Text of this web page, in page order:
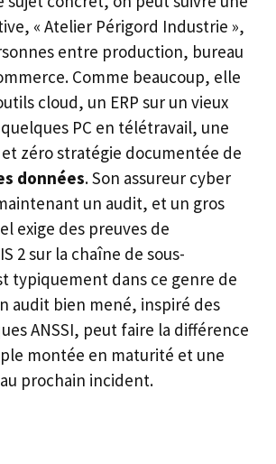
« Atelier Périgord Industrie »,
entre production, bureau
Comme beaucoup, elle
cloud, un ERP sur un vieux
PC en télétravail, une
et zéro stratégie documentée de
données. Son assureur cyber
un audit, et un gros
exige des preuves de
2 sur la chaîne de sous-
typiquement dans ce genre de
audit bien mené, inspiré des
ANSSI, peut faire la différence
montée en maturité et une
prochain incident.